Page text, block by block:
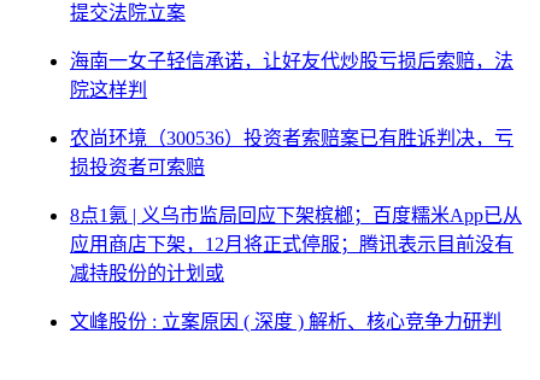
提交法院立案
海南一女子轻信承诺，让好友代炒股亏损后索赔，法
院这样判
农尚环境（300536）投资者索赔案已有胜诉判决，亏
损投资者可索赔
8点1氪 | 义乌市监局回应下架槟榔；百度糯米App已从
应用商店下架，12月将正式停服；腾讯表示目前没有
减持股份的计划或
文峰股份 : 立案原因 ( 深度 ) 解析、核心竞争力研判